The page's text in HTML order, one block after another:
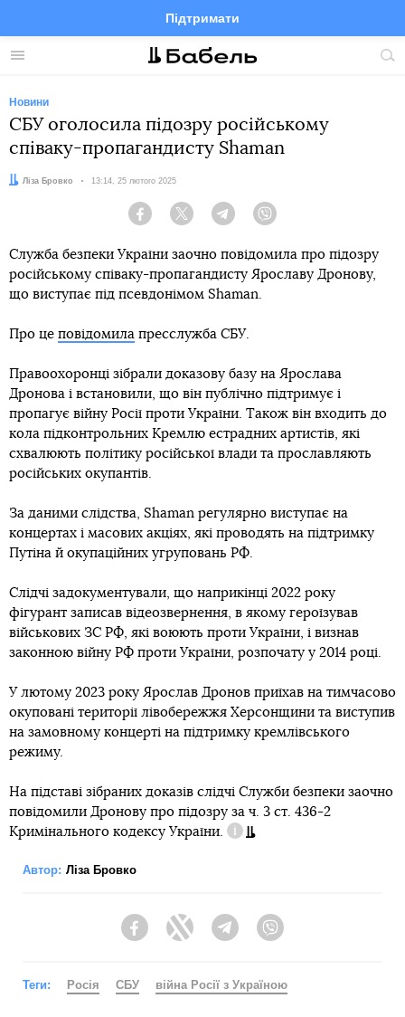
Меню
Підтримати
FacebookTelegramTwitter
Новини
СБУ оголосила підозру російському
співаку-пропагандисту Shaman
Автор:
Ліза Бровко Дата:
13:14, 25 лютого 2025
Facebook Twitter Telegram
Служба безпеки України заочно повідомила про підозру
російському співаку-пропагандисту Ярославу Дронову,
що виступає під псевдонімом Shaman.
Про це повідомила пресслужба СБУ.
Правоохоронці зібрали доказову базу на Ярослава
Дронова і встановили, що він публічно підтримує і
пропагує війну Росії проти України. Також він входить до
кола підконтрольних Кремлю естрадних артистів, які
схвалюють політику російської влади та прославляють
російських окупантів.
За даними слідства, Shaman регулярно виступає на
концертах і масових акціях, які проводять на підтримку
Путіна й окупаційних угруповань РФ.
Слідчі задокументували, що наприкінці 2022 року
фігурант записав відеозвернення, в якому героїзував
військових ЗС РФ, які воюють проти України, і визнав
законною війну РФ проти України, розпочату у 2014 році.
У лютому 2023 року Ярослав Дронов приїхав на тимчасово
окуповані території лівобережжя Херсонщини та виступив
на замовному концерті на підтримку кремлівського
режиму.
На підставі зібраних доказів слідчі Служби безпеки заочно
повідомили Дронову про підозру за ч. 3 ст. 436-2
Кримінального кодексу України.
Довідка
Автор: Ліза Бровко
FacebookTwitter Telegram
Теги: Росія СБУ війна Росії з Україною